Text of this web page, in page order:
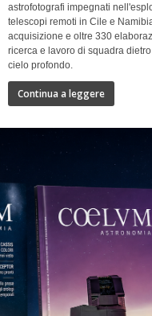
astrofotografi impegnati
telescopi remoti in Cile e
acquisizione e oltre 330
ricerca e lavoro di squadra
cielo profondo.
Continua a leggere